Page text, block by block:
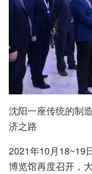
沈阳一座传统的制
济之路
2021年10月18~19
博览馆再度召开，